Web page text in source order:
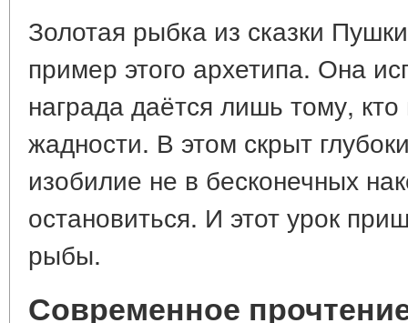
Золотая рыбка из сказки
пример этого архетипа. Она
награда даётся лишь тому, кто
жадности. В этом скрыт
изобилие не в бесконечных
остановиться. И этот урок
рыбы.
Современное